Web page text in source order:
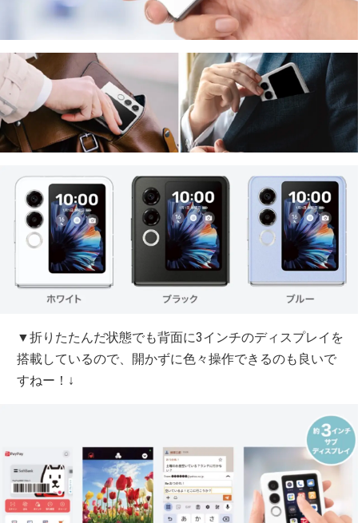
▼折りたたんだ状態でも背面に3インチのディスプレイを
搭載しているので、開かずに色々操作できるのも良いで
すねー！↓